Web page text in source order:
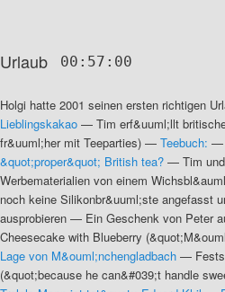
Urlaub 00:57:00
Holgi hatte 2001 seinen ersten richtigen
Lieblingskakao — Tim erf&uuml;llt
fr&uuml;her mit Teeparties) — Teebuch: —
&quot;proper&quot; British tea? — Tim
Werbematerialien von einem
noch keine Silikonbr&uuml;ste angefasst
ausprobieren — Ein Geschenk von Peter
Cheesecake with Blueberry
Lage von M&ouml;nchengladbach —
(&quot;because he can&#039;t handle